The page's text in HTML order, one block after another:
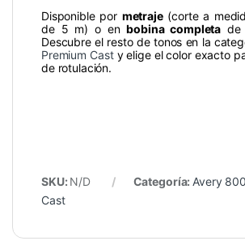
Disponible por metraje(corte a
de 5 m) o enbobina completa de
Descubre el resto de tonos en la
Premium Casty elige el color exacto
de rotulación.
SKU: N/D Categoría: Avery
Cast